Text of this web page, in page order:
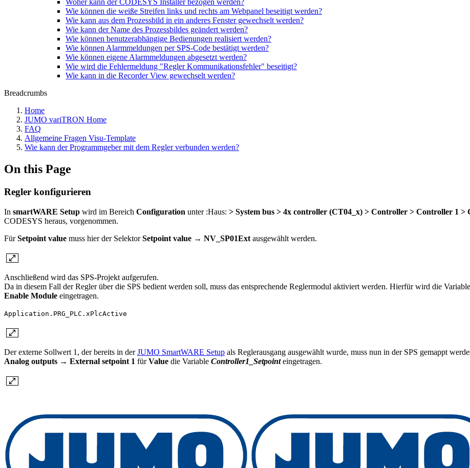
Woher kann der CODESYS Installer bezogen werden?
Wie können die weiße Streifen links und rechts am Webpanel beseitigt werden?
Wie kann aus dem Prozessbild in ein anderes Fenster gewechselt werden?
Wie kann der Name des Prozessbildes geändert werden?
Wie können benutzerabhängige Bedienungen realisiert werden?
Wie können Alarmmeldungen per SPS-Code bestätigt werden?
Wie können eigene Alarmmeldungen abgesetzt werden?
Wie wird die Fehlermeldung "Regler Kommunikationsfehler" beseitigt?
Wie kann in die Recorder View gewechselt werden?
Breadcrumbs
Home
JUMO variTRON Home
FAQ
Allgemeine Fragen Visu-Template
Wie kann der Programmgeber mit dem Regler verbunden werden?
On this Page
Regler konfigurieren
In smartWARE Setup wird im Bereich Configuration unter :Haus: > System bus > 4x controller (CT04_x) > Controller > Controller 1
CODESYS heraus, vorgenommen.
FürSetpoint value muss hier der SelektorSetpoint value → NV_SP01Ext ausgewählt werden.
Anschließend wird das SPS-Projekt aufgerufen.
Da in diesem Fall der Regler über die SPS bedient werden soll, muss das entsprechende Reglermodul aktiviert werden. Hierfür wird die Variable
Enable Module eingetragen.
Application.PRG_PLC.xPlcActive
Der externe Sollwert 1, der bereits in derJUMO SmartWARE Setup als Reglerausgang ausgewählt wurde, muss nun in der SPS gemappt
Analog outputs → External setpoint 1 fürValue die Variable Controller1_Setpointeingetragen.